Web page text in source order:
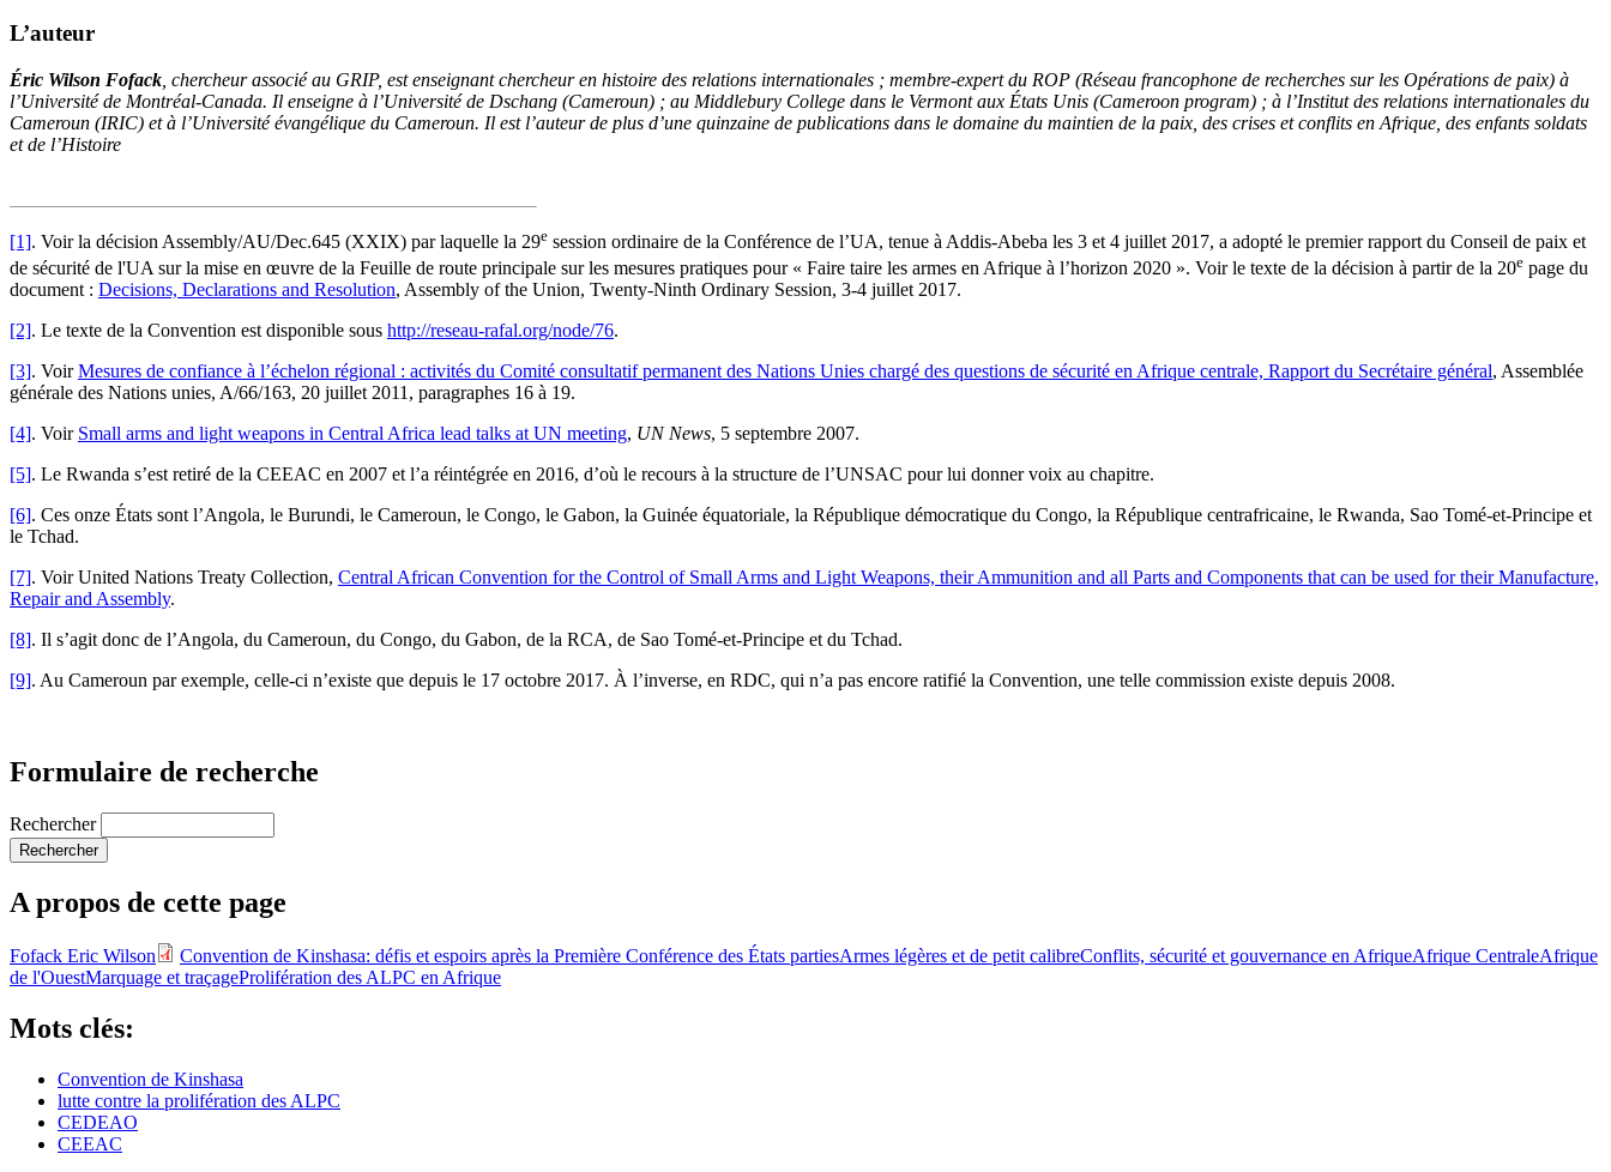
L’auteur
Éric Wilson Fofack , chercheur associé au GRIP, est enseignant chercheur en histoire des relations internationales ; membre-expert du ROP (Réseau francophone de recherches sur les Opérations de paix) à
l’Université de Montréal-Canada. Il enseigne à l’Université de Dschang (Cameroun) ; au Middlebury College dans le Vermont aux États Unis (Cameroon program) ; à l’Institut des relations internationales du
Cameroun (IRIC) et à l’Université évangélique du Cameroun. Il est l’auteur de plus d’une quinzaine de publications dans le domaine du maintien de la paix, des crises et conflits en Afrique, des enfants soldats
et de l’Histoire
[1]. Voir la décision Assembly/AU/Dec.645 (XXIX) par laquelle la 29e session ordinaire de la Conférence de l’UA, tenue à Addis-Abeba les 3 et 4 juillet 2017, a adopté le premier rapport du Conseil de paix et
de sécurité de l'UA sur la mise en œuvre de la Feuille de route principale sur les mesures pratiques pour « Faire taire les armes en Afrique à l’horizon 2020 ». Voir le texte de la décision à partir de la 20e page du
document : Decisions, Declarations and Resolution, Assembly of the Union, Twenty-Ninth Ordinary Session, 3-4 juillet 2017.
[2]. Le texte de la Convention est disponible sous http://reseau-rafal.org/node/76.
[3]. VoirMesures de confiance à l’échelon régional : activités du Comité consultatif permanent des Nations Unies chargé des questions de sécurité en Afrique centrale, Rapport du Secrétaire général, Assemblée
générale des Nations unies, A/66/163, 20 juillet 2011, paragraphes 16 à 19.
[4]. Voir Small arms and light weapons in Central Africa lead talks at UN meeting, UN News, 5 septembre 2007.
[5]. Le Rwanda s’est retiré de la CEEAC en 2007 et l’a réintégrée en 2016, d’où le recours à la structure de l’UNSAC pour lui donner voix au chapitre.
[6]. Ces onze États sont l’Angola, le Burundi, le Cameroun, le Congo, le Gabon, la Guinée équatoriale, la République démocratique du Congo, la République centrafricaine, le Rwanda, Sao Tomé-et-Principe et
le Tchad.
[7]. Voir United Nations Treaty Collection, Central African Convention for the Control of Small Arms and Light Weapons, their Ammunition and all Parts and Components that can be used for their Manufacture,
Repair and Assembly.
[8]. Il s’agit donc de l’Angola, du Cameroun, du Congo, du Gabon, de la RCA, de Sao Tomé-et-Principe et du Tchad.
[9]. Au Cameroun par exemple, celle-ci n’existe que depuis le 17 octobre 2017. À l’inverse, en RDC, qui n’a pas encore ratifié la Convention, une telle commission existe depuis 2008.
Formulaire de recherche
Rechercher
A propos de cette page
Fofack Eric Wilson Convention de Kinshasa: défis et espoirs après la Première Conférence des États partiesArmes légères et de petit calibreConflits, sécurité et gouvernance en AfriqueAfrique CentraleAfrique
de l'OuestMarquage et traçageProlifération des ALPC en Afrique
Mots clés:
Convention de Kinshasa
lutte contre la prolifération des ALPC
CEDEAO
CEEAC